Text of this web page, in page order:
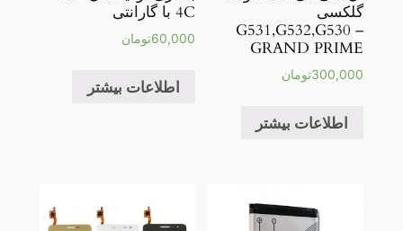
گلکسی
G531,G532,G530 –
GRAND PRIME
300,000تومان
اطلاعات بیشتر
4C با گارانتی
60,000تومان
اطلاعات بیشتر